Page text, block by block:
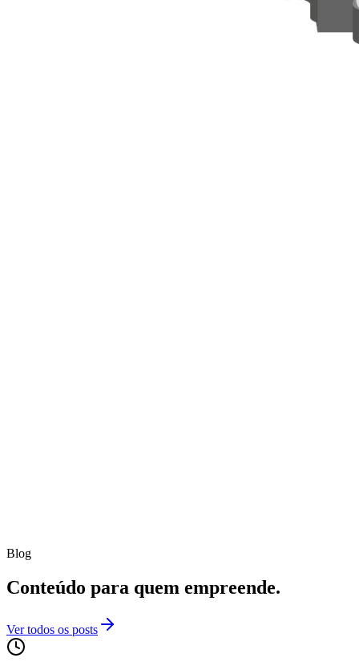
Blog
Conteúdo para quem empreende.
Ver todos os posts